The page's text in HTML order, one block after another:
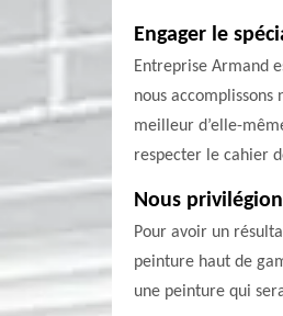
Engager le
Entreprise Armand
nous
meilleur d’elle-
respecter le cahier
Nous
Pour avoir un
peinture haut de
une peinture qui